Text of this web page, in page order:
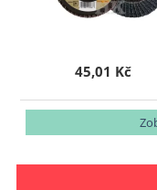
45,01 Kč